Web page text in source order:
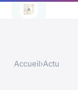
Accueil›Actu